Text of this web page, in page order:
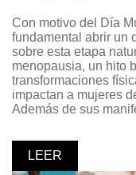
Con motivo del Día
fundamental abrir un
sobre esta etapa
menopausia, un hito
transformaciones
impactan a mujeres
Además de sus
LEER